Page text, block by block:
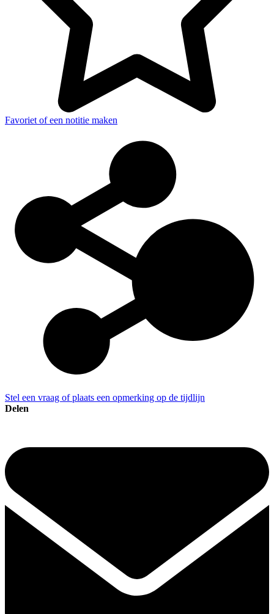
Favoriet of een notitie maken
Stel een vraag of plaats een opmerking op de tijdlijn
Delen